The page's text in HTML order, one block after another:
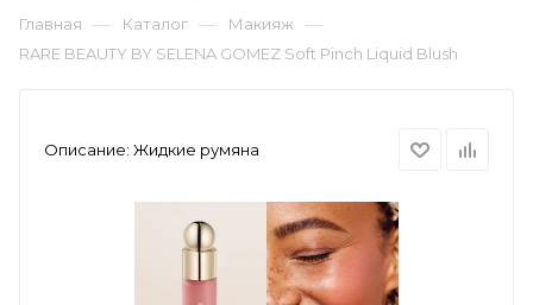
Главная — Каталог — Макияж —
RARE BEAUTY BY SELENA GOMEZ Soft Pinch Liquid Blush
Описание: Жидкие румяна